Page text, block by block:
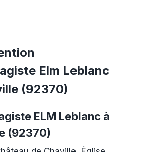
Elm Leblanc
(92370)
ELM Leblanc à
(92370)